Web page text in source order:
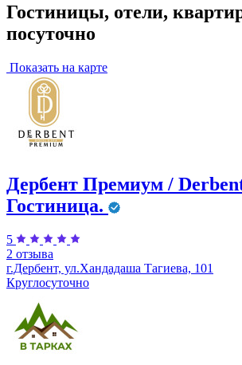
Гостиницы, отели,
посуточно
Показать на карте
Дербент Премиум /
Гостиница.
5
2 отзыва
г.Дербент, ул.​Хандадаша Тагиева, 101
Круглосуточно